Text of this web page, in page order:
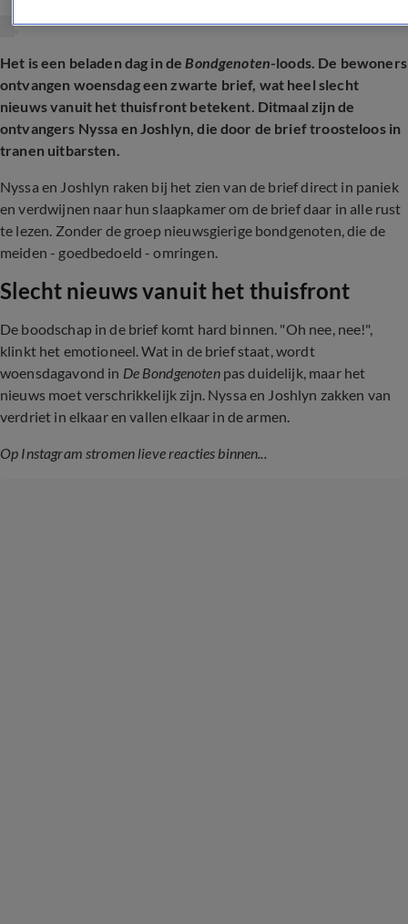
Het is een beladen dag in deBondgenoten-loods. De bewoners
ontvangen woensdag een zwarte brief, wat heel slecht
nieuws vanuit het thuisfront betekent. Ditmaal zijn de
ontvangers Nyssa en Joshlyn, die door de brief troosteloos in
tranen uitbarsten.
Nyssa en Joshlyn raken bij het zien van de brief direct in paniek
en verdwijnen naar hun slaapkamer om de brief daar in alle rust
te lezen. Zonder de groep nieuwsgierige bondgenoten, die de
meiden - goedbedoeld - omringen.
Slecht nieuws vanuit het thuisfront
De boodschap in de brief komt hard binnen. "Oh nee, nee!",
klinkt het emotioneel. Wat in de brief staat, wordt
woensdagavond in De Bondgenoten pas duidelijk, maar het
nieuws moet verschrikkelijk zijn. Nyssa en Joshlyn zakken van
verdriet in elkaar en vallen elkaar in de armen.
Op Instagram stromen lieve reacties binnen...